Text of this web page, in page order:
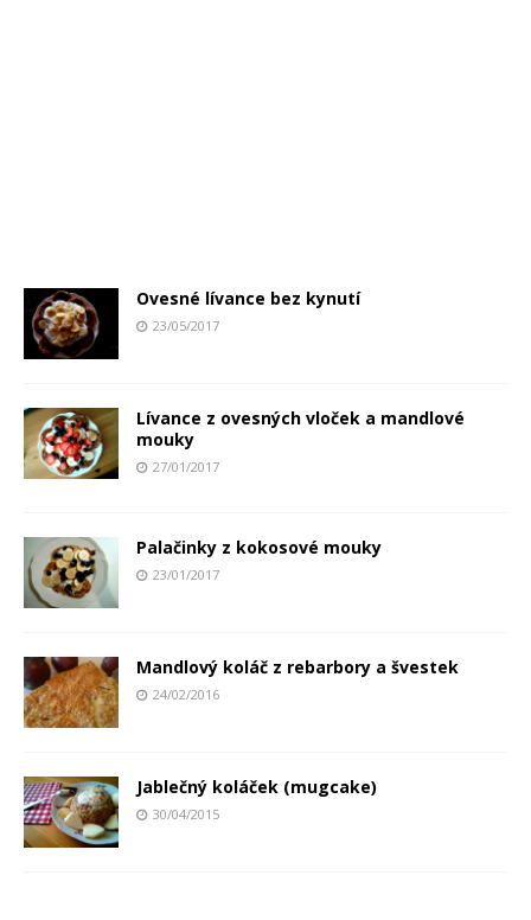
Ovesné lívance bez kynutí
23/05/2017
Lívance z ovesných vloček a mandlové
mouky
27/01/2017
Palačinky z kokosové mouky
23/01/2017
Mandlový koláč z rebarbory a švestek
24/02/2016
Jablečný koláček (mugcake)
30/04/2015